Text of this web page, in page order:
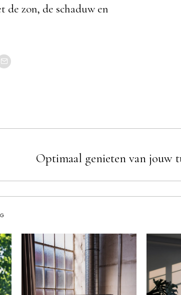
zon, de schaduw en
Optimaal genieten van jouw